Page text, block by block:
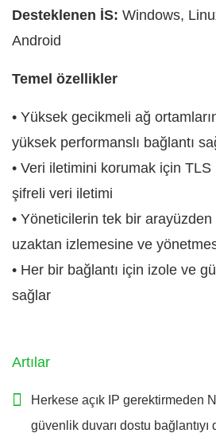
Desteklenen İS: Windows,
Android
Temel özellikler
• Yüksek gecikmeli ağ
yüksek performanslı bağlantı
• Veri iletimini korumak için
şifreli veri iletimi
• Yöneticilerin tek bir
uzaktan izlemesine ve
• Her bir bağlantı için izole ve
sağlar
Artılar
Herkese açık IP gerektirmeden
güvenlik duvarı dostu bağlantıyı